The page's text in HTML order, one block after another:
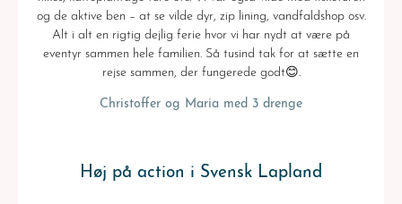
og de aktive ben – at se vilde dyr, zip lining, vandfaldshop osv.
Alt i alt en rigtig dejlig ferie hvor vi har nydt at være på
eventyr sammen hele familien. Så tusind tak for at sætte en
rejse sammen, der fungerede godt😊.
Christoffer og Maria med 3 drenge
Høj på action i Svensk Lapland